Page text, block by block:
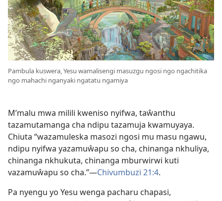
Pambula kuswera, Yesu wamalisengi masuzgu ngosi ngo ngachitika
ngo mahachi nganyaki ngatatu ngamiya
M’malu mwa milili kweniso nyifwa, taŵanthu
tazamutamanga cha ndipu tazamuja kwamuyaya.
Chiuta “wazamuleska masozi ngosi mu masu ngawu,
ndipu nyifwa yazamuŵapu so cha, chinanga nkhuliya,
chinanga nkhukuta, chinanga mburwirwi kuti
vazamuŵapu so cha.”—Chivumbuzi 21:4.
Pa nyengu yo Yesu wenga pacharu chapasi,